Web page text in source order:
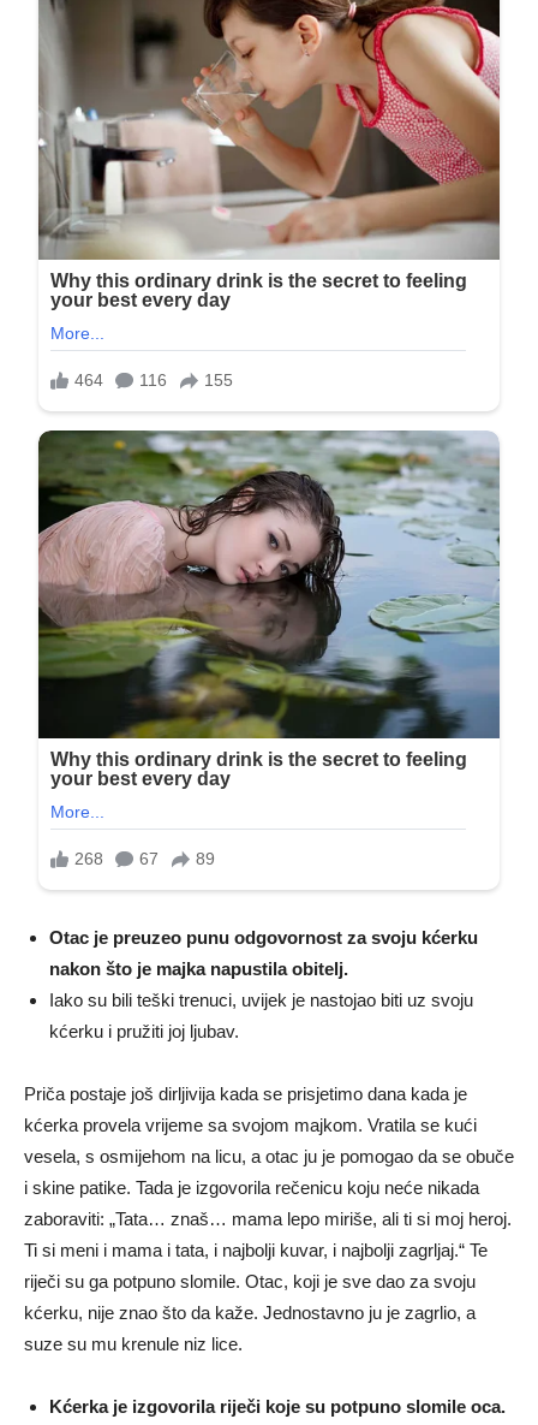
Otac je preuzeo punu odgovornost za svoju kćerku
nakon što je majka napustila obitelj.
Iako su bili teški trenuci, uvijek je nastojao biti uz svoju
kćerku i pružiti joj ljubav.
Priča postaje još dirljivija kada se prisjetimo dana kada je
kćerka provela vrijeme sa svojom majkom. Vratila se kući
vesela, s osmijehom na licu, a otac ju je pomogao da se obuče
i skine patike. Tada je izgovorila rečenicu koju neće nikada
zaboraviti: „Tata… znaš… mama lepo miriše, ali ti si moj heroj.
Ti si meni i mama i tata, i najbolji kuvar, i najbolji zagrljaj.“ Te
riječi su ga potpuno slomile. Otac, koji je sve dao za svoju
kćerku, nije znao što da kaže. Jednostavno ju je zagrlio, a
suze su mu krenule niz lice.
Kćerka je izgovorila riječi koje su potpuno slomile oca.